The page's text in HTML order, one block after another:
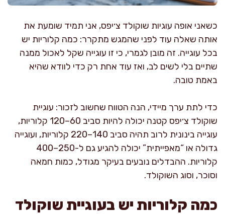
כשאני אופה עוגיות שוקולד צ׳יפס, אני תמיד שומעת את
אותה שאלה עוד לפני שהמגש מתקרר: כמה קלוריות יש
בכל עוגייה. זה מובן לגמרי, כי זו עוגייה שקל לאכול ממנה
שתיים בלי לשים לב, ואז עוד אחת רק כדי לוודא שהיא
באמת טובה.
כדי לתת ערך מיידי, הנה הטווח שחשוב לזכור: עוגיית
שוקולד צ׳יפס קטנה יכולה להיות סביב 60–120 קלוריות,
עוגייה בינונית לרוב תהיה סביב 140–220 קלוריות, ועוגייה
גדולה או “מאפייתית” יכולה להגיע גם ל-250–400
קלוריות. ההבדלים נובעים בעיקר מגודל, כמות חמאה
וסוכר, וסוג השוקולד.
כמה קלוריות יש בעוגיית שוקולד